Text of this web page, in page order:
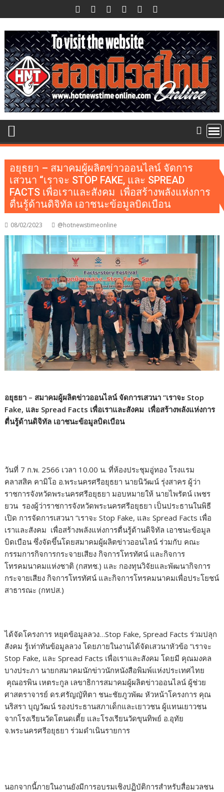
to
content
อยุธยา – สมาคมผู้ผลิตข่าวออนไลน์ จัดการ
เสวนา “เราจะ STOP FAKE, และ SPREAD
FACTS เพื่อเราและสังคม เพื่อสร้างพลังแห่งการ
ตื่นรู้ด้านดิจิทัล เอาชนะข้อมูลบิดเบือน
08/02/2023 @hotnewstimeonline
อยุธยา – สมาคมผู้ผลิตข่าวออนไลน์ จัดการเสวนา “เราจะ Stop
Fake, และ Spread Facts เพื่อเราและสังคม เพื่อสร้างพลังแห่งการ
ตื่นรู้ด้านดิจิทัล เอาชนะข้อมูลบิดเบือน
วันที่ 7 ก.พ. 2566 เวลา 10.00 น. ที่ห้องประชุมอู่ทอง โรงแรม
คลาสสิค คามิโอ อ.พระนครศรีอยุธยา นายนิวัฒน์ รุ่งสาคร ผู้ว่า
ราชการจังหวัดพระนครศรีอยุธยา มอบหมายให้ นายไพรัตน์ เพชร
ยวน รองผู้ว่าราชการจังหวัดพระนครศรีอยุธยา เป็นประธานในพิธี
เปิด การจัดการเสวนา “เราจะ Stop Fake, และ Spread Facts เพื่อ
เราและสังคม เพื่อสร้างพลังแห่งการตื่นรู้ด้านดิจิทัล เอาชนะข้อมูล
บิดเบือน ซึ่งจัดขึ้นโดยสมาคมผู้ผลิตข่าวออนไลน์ ร่วมกับ คณะ
กรรมการกิจการกระจายเสียง กิจการโทรทัศน์ และกิจการ
โทรคมนาคมแห่งชาติ (กสทช.) และ กองทุนวิจัยและพัฒนากิจการ
กระจายเสียง กิจการโทรทัศน์ และกิจการโทรคมนาคมเพื่อประโยชน์
สาธารณะ (กทปส.)
ได้จัดโครงการ หยุดข้อมูลลวง…Stop Fake, Spread Facts ร่วมปลุก
สังคม รู้เท่าทันข้อมูลลวง โดยภายในงานได้จัดเสวนาหัวข้อ “เราจะ
Stop Fake, และ Spread Facts เพื่อเราและสังคม โดยมี คุณมงคล
บางประภา นายกสมาคมนักข่าวนักหนังสือพิมพ์แห่งประเทศไทย
คุณอรพิน เหตระกูล เลขาธิการสมาคมผู้ผลิตข่าวออนไลน์ ผู้ช่วย
ศาสตราจารย์ ดร.ศรัญญัทิตา ชนะชัยภูวพัฒ หัวหน้าโครงการ คุณ
นริสรา บุญวัฒน์ รองประธานสภาเด็กและเยาวชน ผู้แทนเยาวชน
จากโรงเรียนวัดโตนดเตี้ย และโรงเรียนวัดขุนทิพย์ อ.อุทัย
จ.พระนครศรีอยุธยา ร่วมดำเนินรายการ
นอกจากนี้ภายในงานยังมีการอบรมเชิงปฏิบัติการสำหรับสื่อมวลชน